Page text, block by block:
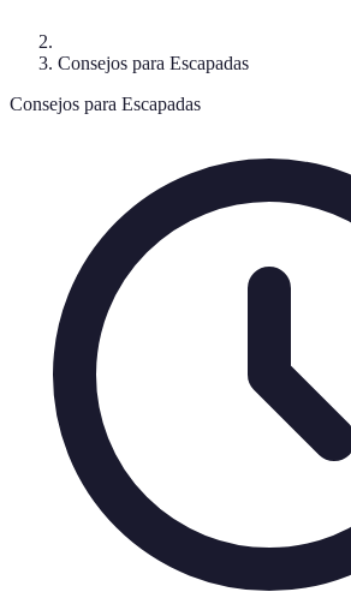
Consejos para Escapadas
Consejos para Escapadas